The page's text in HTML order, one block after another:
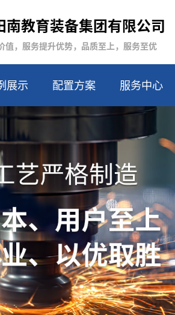
南教育装备集团有限公司
值，服务提升优势，品质至上，服务至优
配置方案 服务中心 联